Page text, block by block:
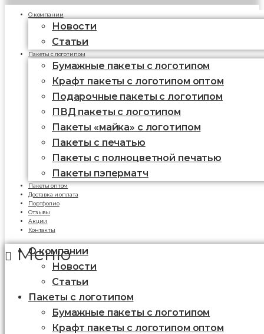
О компании
Новости
Статьи
Пакеты с логотипом
Бумажные пакеты с логотипом
Крафт пакеты с логотипом оптом
Подарочные пакеты с логотипом
ПВД пакеты с логотипом
Пакеты «майка» с логотипом
Пакеты c печатью
Пакеты с полноцветной печатью
Пакеты пэперматч
Пакеты оптом
Доставка и оплата
Портфолио
Отзывы
Акции
Контакты
Меню
О компании
Новости
Статьи
Пакеты с логотипом
Бумажные пакеты с логотипом
Крафт пакеты с логотипом оптом